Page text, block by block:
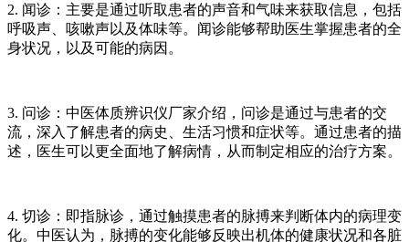
2. 闻诊：主要是通过听取患者的声音和气味来获取信息，包括
呼吸声、咳嗽声以及体味等。闻诊能够帮助医生掌握患者的全
身状况，以及可能的病因。
3. 问诊：中医体质辨识仪厂家介绍，问诊是通过与患者的交
流，深入了解患者的病史、生活习惯和症状等。通过患者的描
述，医生可以更全面地了解病情，从而制定相应的治疗方案。
4. 切诊：即指脉诊，通过触摸患者的脉搏来判断体内的病理变
化。中医认为，脉搏的变化能够反映出机体的健康状况和各脏